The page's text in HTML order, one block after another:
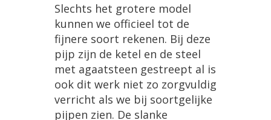
Slechts het grotere model
kunnen we officieel tot de
fijnere soort rekenen. Bij deze
pijp zijn de ketel en de steel
met agaatsteen gestreept al is
ook dit werk niet zo zorgvuldig
verricht als we bij soortgelijke
pijpen zien. De slanke